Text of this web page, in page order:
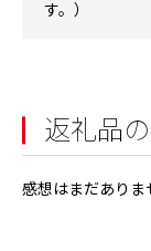
す。）
返礼品
感想はまだありま